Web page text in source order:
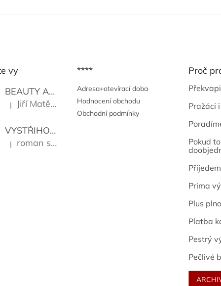
vy
BEAUTY AND THE BEAT
Go Go's
Hodnocení produktu je 5 z 5 hvězdiček.
| Jiří Matějů
VYSTŘIHOVÁNKY - PRAŽSKÉ PAMÁTKY Kropáček
Hodnocení produktu je 5 z 5 hvězdiček.
| roman sekanina
****
Adresa+otevírací doba
Hodnocení obchodu
Obchodní podmínky
Proč
Pražáci
Pokud
Prima
Plus
Platba
Pestrý
Pečlivé